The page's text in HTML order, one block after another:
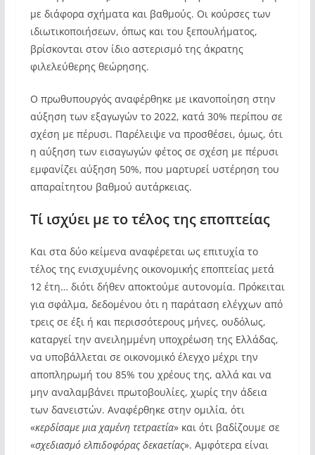
με διάφορα σχήματα και βαθμούς. Οι κούρσες των
ιδιωτικοποιήσεων, όπως και του ξεπουλήματος,
βρίσκονται στον ίδιο αστερισμό της άκρατης
φιλελεύθερης θεώρησης.
Ο πρωθυπουργός αναφέρθηκε με ικανοποίηση στην
αύξηση των εξαγωγών το 2022, κατά 30% περίπου σε
σχέση με πέρυσι. Παρέλειψε να προσθέσει, όμως, ότι
η αύξηση των εισαγωγών φέτος σε σχέση με πέρυσι
εμφανίζει αύξηση 50%, που μαρτυρεί υστέρηση του
απαραίτητου βαθμού αυτάρκειας.
Τί ισχύει με το τέλος της εποπτείας
Και στα δύο κείμενα αναφέρεται ως επιτυχία το
τέλος της ενισχυμένης οικονομικής εποπτείας μετά
12 έτη… διότι δήθεν αποκτούμε αυτονομία. Πρόκειται
για σφάλμα, δεδομένου ότι η παράταση ελέγχων από
τρεις σε έξι ή και περισσότερους μήνες, ουδόλως,
καταργεί την ανειλημμένη υποχρέωση της Ελλάδας,
να υποβάλλεται σε οικονομικό έλεγχο μέχρι την
αποπληρωμή του 85% του χρέους της, αλλά και να
μην αναλαμβάνει πρωτοβουλίες, χωρίς την άδεια
των δανειστών. Αναφέρθηκε στην ομιλία, ότι
«κερδίσαμε μια χαμένη τετραετία» και ότι βαδίζουμε σε
«σχεδιασμό ελπιδοφόρας δεκαετίας». Αμφότερα είναι